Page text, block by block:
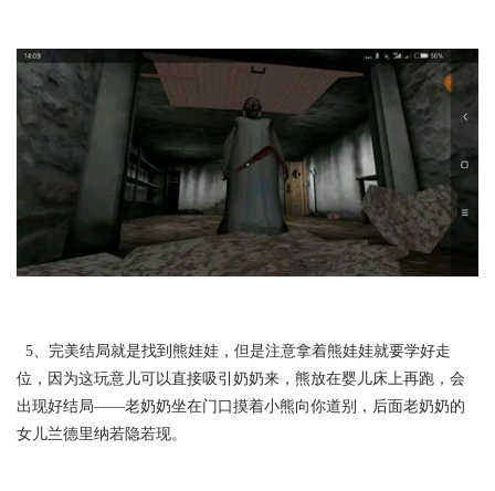
5、完美结局就是找到熊娃娃，但是注意拿着熊娃娃就要学好走
位，因为这玩意儿可以直接吸引奶奶来，熊放在婴儿床上再跑，会
出现好结局——老奶奶坐在门口摸着小熊向你道别，后面老奶奶的
女儿兰德里纳若隐若现。